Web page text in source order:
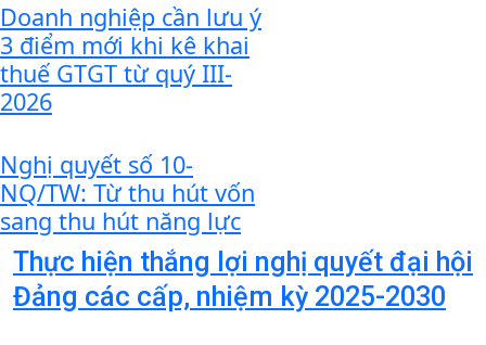
Doanh nghiệp cần lưu ý
3 điểm mới khi kê khai
thuế GTGT từ quý III-
2026
Nghị quyết số 10-
NQ/TW: Từ thu hút vốn
sang thu hút năng lực
Thực hiện thắng lợi nghị quyết đại hội
Đảng các cấp, nhiệm kỳ 2025-2030